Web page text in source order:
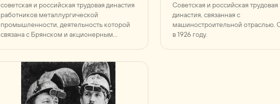
советская и российская трудовая династия
работников металлургической
промышленности, деятельность которой
связана с Брянском и акционерным
„Бежицкая сталь“»)
Советская и российская трудовая
династия, связанная с
машиностроительной отраслью.
в 1926 году.